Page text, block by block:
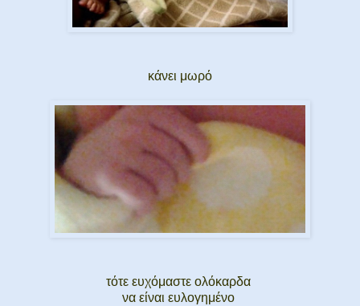
κάνει μωρό
τότε ευχόμαστε ολόκαρδα
να είναι ευλογημένο